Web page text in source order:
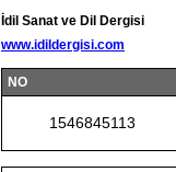
İdil Sanat ve Dil Dergisi
www.idildergisi.com
NO
1546845113